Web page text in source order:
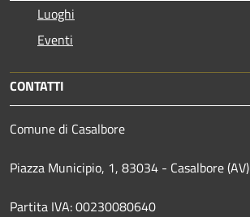
Luoghi
Eventi
CONTATTI
Comune di Casalbore
Piazza Municipio, 1, 83034 - Casalbore (AV)
Partita IVA: 00230080640